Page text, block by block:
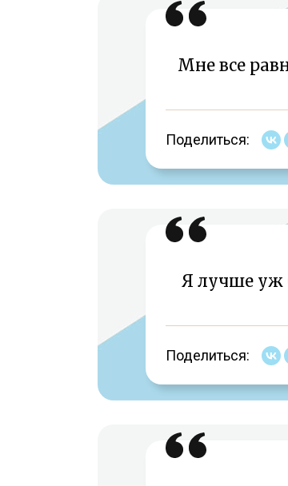
Мне все
Поделиться:
Я лучше уж
Поделиться: